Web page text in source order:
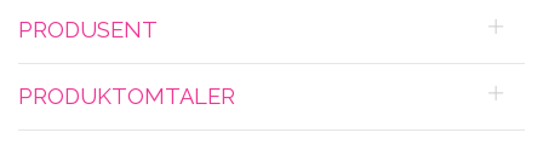
PRODUSENT
PRODUKTOMTALER